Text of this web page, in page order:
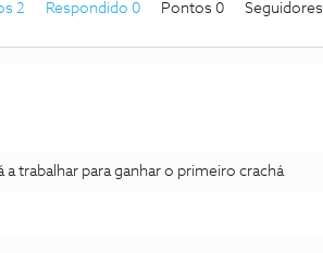
2 Respondido 0 Pontos 0 Seguidores
a trabalhar para ganhar o primeiro crachá